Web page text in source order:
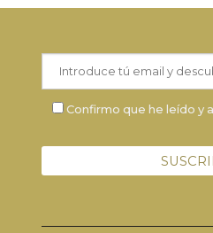
Confirmo que he leído y